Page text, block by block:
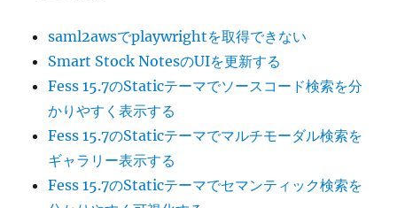
saml2awsでplaywrightを取得できない
Smart Stock NotesのUIを更新する
Fess 15.7のStaticテーマでソースコード検索を分
かりやすく表示する
Fess 15.7のStaticテーマでマルチモーダル検索を
ギャラリー表示する
Fess 15.7のStaticテーマでセマンティック検索を